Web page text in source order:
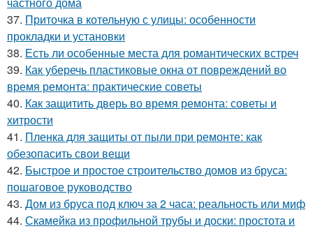
37. Приточка в котельную с улицы: особенности
прокладки и установки
38. Есть ли особенные места для романтических встреч
39. Как уберечь пластиковые окна от повреждений во
время ремонта: практические советы
40. Как защитить дверь во время ремонта: советы и
хитрости
41. Пленка для защиты от пыли при ремонте: как
обезопасить свои вещи
42. Быстрое и простое строительство домов из бруса:
пошаговое руководство
43. Дом из бруса под ключ за 2 часа: реальность или миф
44. Скамейка из профильной трубы и доски: простота и